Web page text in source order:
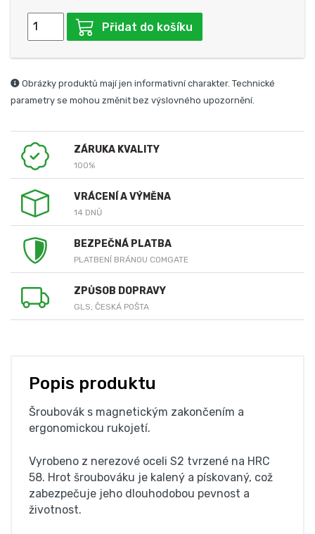
Přidat do košíku
Obrázky produktů mají jen informativní charakter. Technické
parametry se mohou změnit bez výslovného upozornění.
ZÁRUKA KVALITY
100%
VRÁCENÍ A VÝMĚNA
14 DNŮ
BEZPEČNÁ PLATBA
PLATBENÍ BRÁNOU COMGATE
ZPŮSOB DOPRAVY
GLS, ČESKÁ POŠTA
Popis produktu
Šroubovák s magnetickým zakončením a
ergonomickou rukojetí.
Vyrobeno z nerezové oceli S2 tvrzené na HRC
58. Hrot šroubováku je kalený a pískovaný, což
zabezpečuje jeho dlouhodobou pevnost a
životnost.